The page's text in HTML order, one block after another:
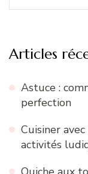
Articles
Astuce :
perfection
Cuisiner
activités